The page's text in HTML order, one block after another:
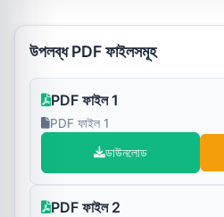
উপলব্ধ PDF ফাইলসমূহ
PDF ফাইল 1
PDF ফাইল 1
ডাউনলোড
PDF ফাইল 2